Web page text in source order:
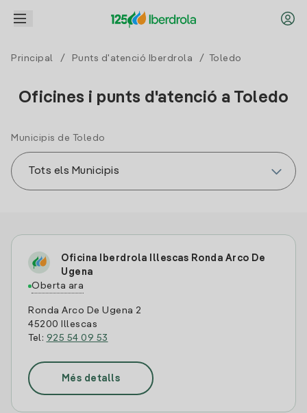
Principal / Punts d'atenció Iberdrola / Toledo
Oficines i punts d'atenció a Toledo
Municipis de Toledo
Oficina Iberdrola Illescas Ronda Arco De
Ugena
Oberta ara
Ronda Arco De Ugena 2
45200 Illescas
Tel: 925 54 09 53
Més detalls